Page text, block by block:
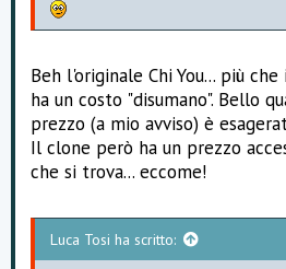
Beh l'originale Chi You... più
ha un costo "disumano". Bello
prezzo (a mio avviso) è
Il clone però ha un prezzo
che si trova... eccome!
Luca Tosi ha scritto: